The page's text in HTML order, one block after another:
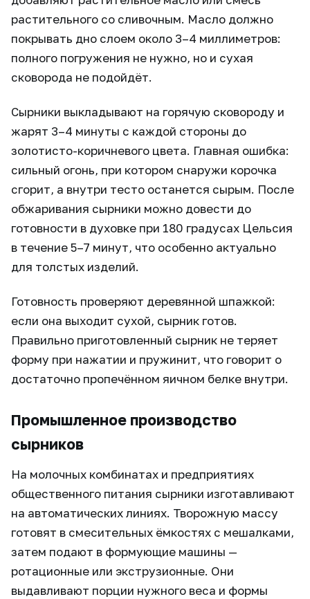
растительного со сливочным. Масло должно
покрывать дно слоем около 3–4 миллиметров:
полного погружения не нужно, но и сухая
сковорода не подойдёт.
Сырники выкладывают на горячую сковороду и
жарят 3–4 минуты с каждой стороны до
золотисто-коричневого цвета. Главная ошибка:
сильный огонь, при котором снаружи корочка
сгорит, а внутри тесто останется сырым. После
обжаривания сырники можно довести до
готовности в духовке при 180 градусах Цельсия
в течение 5–7 минут, что особенно актуально
для толстых изделий.
Готовность проверяют деревянной шпажкой:
если она выходит сухой, сырник готов.
Правильно приготовленный сырник не теряет
форму при нажатии и пружинит, что говорит о
достаточно пропечённом яичном белке внутри.
Промышленное производство
сырников
На молочных комбинатах и предприятиях
общественного питания сырники изготавливают
на автоматических линиях. Творожную массу
готовят в смесительных ёмкостях с мешалками,
затем подают в формующие машины —
ротационные или экструзионные. Они
выдавливают порции нужного веса и формы